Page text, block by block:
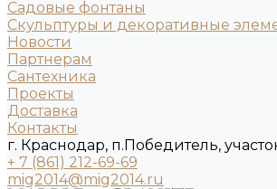
Садовые фонтаны
Скульптуры и декоративные
Новости
Партнерам
Сантехника
Проекты
Доставка
Контакты
г. Краснодар, п.Победитель,
+ 7 (861) 212-69-69
mig2014@mig2014.ru